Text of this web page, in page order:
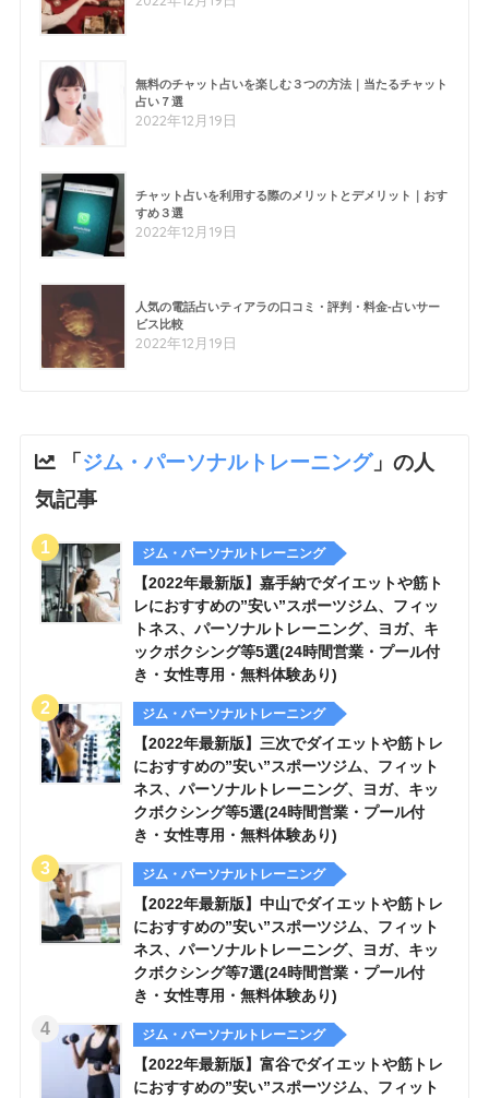
無料のチャット占いを楽しむ３つの方法｜当たるチャット
占い７選
2022年12月19日
チャット占いを利用する際のメリットとデメリット｜おす
すめ３選
2022年12月19日
人気の電話占いティアラの口コミ・評判・料金-占いサー
ビス比較
2022年12月19日
「ジム・パーソナルトレーニング」の人
気記事
ジム・パーソナルトレーニング
【2022年最新版】嘉手納でダイエットや筋ト
レにおすすめの”安い”スポーツジム、フィッ
トネス、パーソナルトレーニング、ヨガ、キ
ックボクシング等5選(24時間営業・プール付
き・女性専用・無料体験あり)
ジム・パーソナルトレーニング
【2022年最新版】三次でダイエットや筋トレ
におすすめの”安い”スポーツジム、フィット
ネス、パーソナルトレーニング、ヨガ、キッ
クボクシング等5選(24時間営業・プール付
き・女性専用・無料体験あり)
ジム・パーソナルトレーニング
【2022年最新版】中山でダイエットや筋トレ
におすすめの”安い”スポーツジム、フィット
ネス、パーソナルトレーニング、ヨガ、キッ
クボクシング等7選(24時間営業・プール付
き・女性専用・無料体験あり)
ジム・パーソナルトレーニング
【2022年最新版】富谷でダイエットや筋トレ
におすすめの”安い”スポーツジム、フィット